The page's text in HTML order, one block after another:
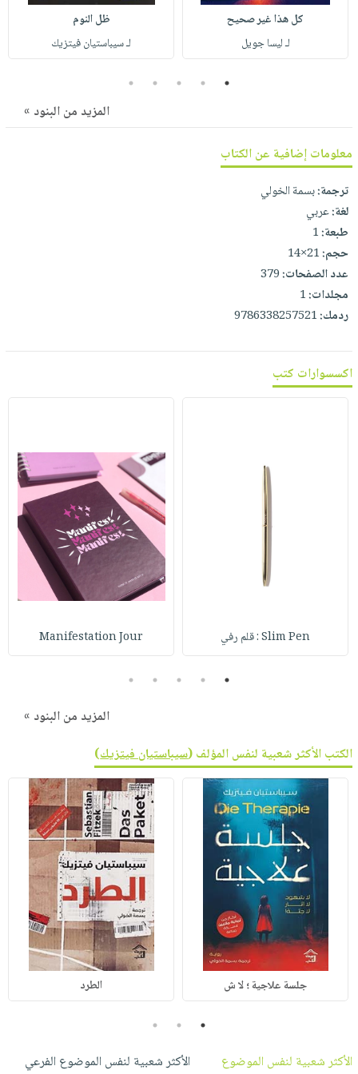
صابون
أطفال
مناسبات
فيديوهات
يتكرر
نيل
وفرات
انشر
كتابك
تواصل
معنا
كل هذا غير صحيح
لـ ليسا جويل
ظل النوم
لـ سيباستيان فيتزيك
1
2
3
4
5
المزيد من البنود »
معلومات إضافية عن الكتاب
ترجمة:بسمة الخولي
لغة:عربي
طبعة:1
حجم:21×14
عدد الصفحات:379
مجلدات:1
ردمك:9786338257521
اكسسوارات كتب
Slim Pen : قلم رفي Manifestation Jour
1
2
3
4
5
المزيد من البنود »
الكتب الأكثر شعبية لنفس المؤلف (سيباستيان فيتزيك)
جلسة علاجية ؛ لا ش الطرد
1
2
3
الأكثر شعبية لنفس الموضوع
الأكثر شعبية لنفس الموضوع الفرعي